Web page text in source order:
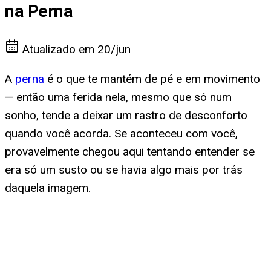
na Perna
Atualizado em 20/jun
A perna é o que te mantém de pé e em movimento
— então uma ferida nela, mesmo que só num
sonho, tende a deixar um rastro de desconforto
quando você acorda. Se aconteceu com você,
provavelmente chegou aqui tentando entender se
era só um susto ou se havia algo mais por trás
daquela imagem.